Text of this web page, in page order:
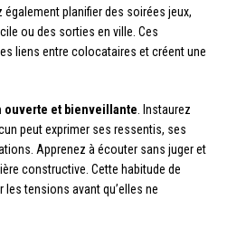
planifier des soirées jeux,
ou des sorties en ville. Ces
liens entre colocataires et créent une
ouverte et bienveillante . Instaurez
peut exprimer ses ressentis, ses
Apprenez à écouter sans juger et
constructive. Cette habitude de
tensions avant qu’elles ne